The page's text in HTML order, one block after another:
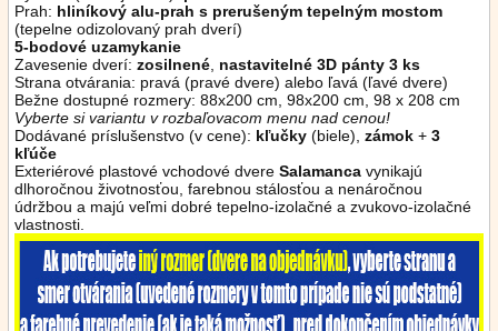
Prah: hliníkový alu-prah s prerušeným tepelným mostom
(tepelne odizolovaný prah dverí)
5-bodové uzamykanie
Zavesenie dverí: zosilnené nastavitelné 3D pánty 3 ks
Strana otvárania: pravá (pravé dvere) alebo ľavá (ľavé dvere)
Bežne dostupné rozmery: 88x200 cm, 98x200 cm, 98 x 208 cm
Vyberte si variantu v rozbaľovacom menu nad cenou!
Dodávané príslušenstvo (v cene): kľučky (biele), zámok + 3
kľúče
Exteriérové plastové vchodové dvere Salamanca vynikajú
dlhoročnou životnosťou, farebnou stálosťou a nenáročnou
údržbou a majú veľmi dobré tepelno-izolačné a zvukovo-izolačné
vlastnosti.